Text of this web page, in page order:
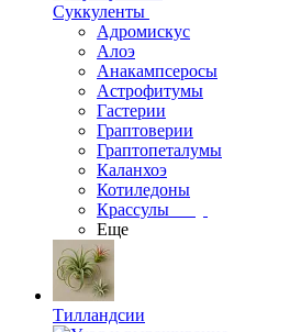
Суккуленты
Адромискус
Алоэ
Анакампсеросы
Астрофитумы
Гастерии
Граптоверии
Граптопеталумы
Каланхоэ
Котиледоны
Крассулы
Еще
Тилландсии